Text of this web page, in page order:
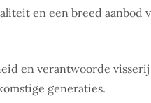
en een breed
en verantwoorde
generaties.